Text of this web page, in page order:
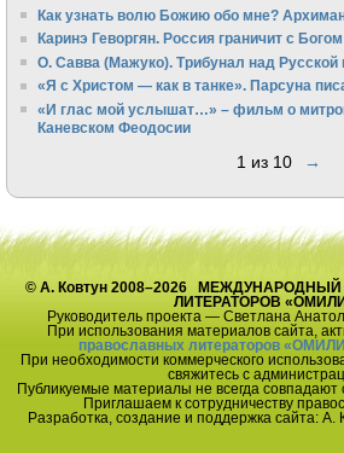
Как узнать волю Божию обо мне?
Каринэ Геворгян. Россия граничит с Богом
О. Савва (Мажуко). Трибунал над Русской
«Я с Христом — как в танке». Парсуна
«И глас мой услышат…» – фильм о
Каневском Феодосии
1 из 10 →
© А. Ковтун 2008–2026
ЛИТЕРАТОРОВ
Руководитель проекта — Светлана
При использования материалов сайта,
православных литераторов
При необходимости коммерческого
свяжитесь с
Публикуемые материалы не всегда совпадают
Приглашаем к сотрудничеству
Разработка, создание и поддержка сайта: А.